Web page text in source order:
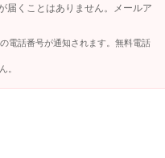
届くことはありません。メールア
電話番号が通知されます。無料電話
。